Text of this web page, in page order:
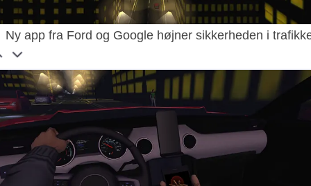
Ny app fra Ford og Google højner sikkerheden i